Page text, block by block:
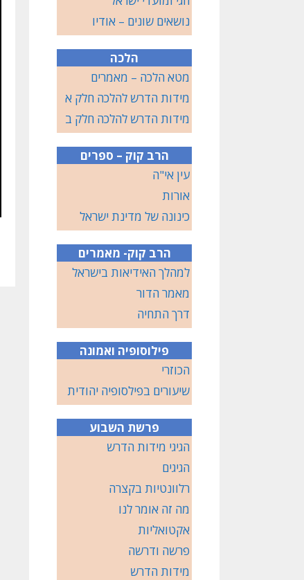
נושאים שונים – אודיו
הלכה
מטא הלכה – מאמרים
מידות הדרש להלכה חלק א
מידות הדרש להלכה חלק ב
הרב קוק – ספרים
עין אי"ה
אורות
כינונה של מדינת ישראל
הרב קוק- מאמרים
למהלך האידיאות בישראל
מאמר הדור
דרך התחיה
פילוסופיה ואמונה
הכוזרי
שיעורים בפילסופיה יהודית
פרשת השבוע
הגיגי מידות הדרש
הגיגים
רלוונטיות בקצרה
מה זה אומר לנו
אקטואליות
פרשה ודרשה
מידות הדרש